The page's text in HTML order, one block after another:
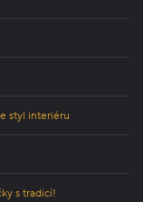
styl interiéru
s tradicí!